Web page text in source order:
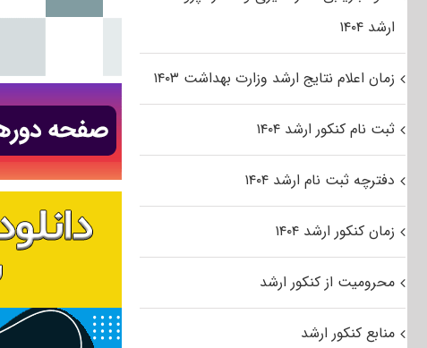
ارشد ۱۴۰۴
زمان اعلام نتایج ارشد وزارت بهداشت ۱۴۰۳
ثبت نام کنکور ارشد ۱۴۰۴
دفترچه ثبت نام ارشد ۱۴۰۴
زمان کنکور ارشد ۱۴۰۴
محرومیت از کنکور ارشد
منابع کنکور ارشد